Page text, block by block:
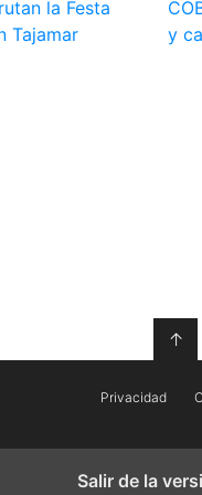
la Festa
Tajamar
y
↑
Privacidad
Salir de la